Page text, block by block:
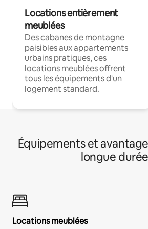
Locations entièrement
meublées
Des cabanes de montagne
paisibles aux appartements
urbains pratiques, ces
locations meublées offrent
tous les équipements d'un
logement standard.
Équipements et
longue durée
Locations meublées